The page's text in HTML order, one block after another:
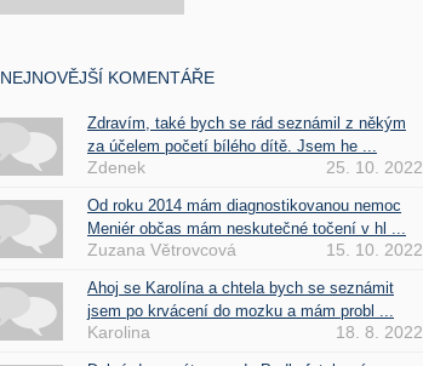
NEJNOVĚJŠÍ KOMENTÁŘE
Zdravím, také bych se rád seznámil z někým
za účelem početí bílého dítě. Jsem he ...
Zdenek 25. 10. 2022
Od roku 2014 mám diagnostikovanou nemoc
Meniér občas mám neskutečné točení v hl ...
Zuzana Větrovcová 15. 10. 2022
Ahoj se Karolína a chtela bych se seznámit
jsem po krvácení do mozku a mám probl ...
Karolina 18. 8. 2022